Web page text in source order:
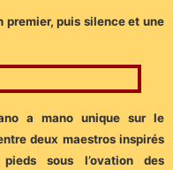
premier, puis silence et une
a mano unique sur le
deux maestros inspirés
sous l’ovation des